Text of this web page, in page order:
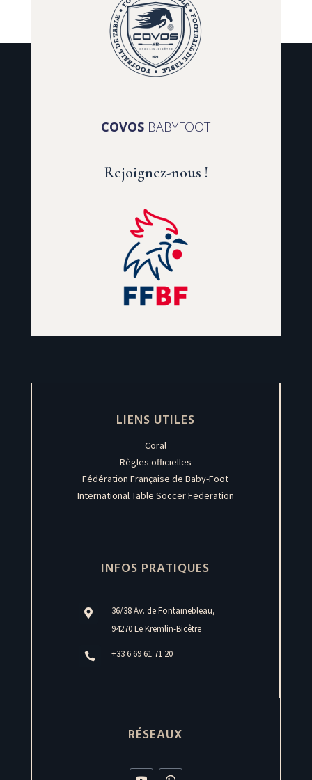
COVOS BABYFOOT
Rejoignez-nous !
LIENS UTILES
Coral
Règles officielles
Fédération Française de Baby-Foot
International Table Soccer Federation
INFOS PRATIQUES

36/38 Av. de Fontainebleau,
94270 Le Kremlin-Bicêtre
 +33 6 69 61 71 20
RÉSEAUX